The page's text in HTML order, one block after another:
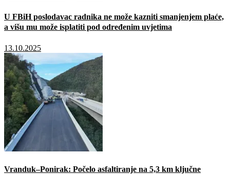
U FBiH poslodavac radnika ne može kazniti smanjenjem plaće,
a višu mu može isplatiti pod određenim uvjetima
13.10.2025
Vranduk–Ponirak: Počelo asfaltiranje na 5,3 km ključne